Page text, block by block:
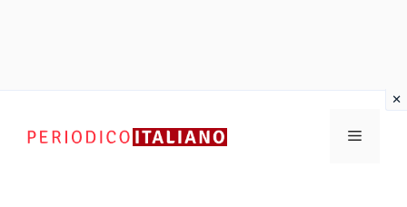
contenuto
Menu